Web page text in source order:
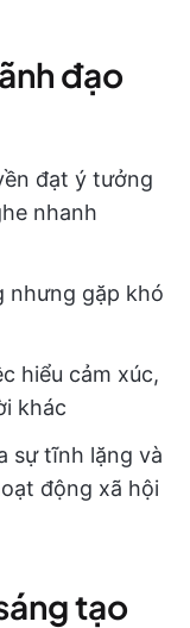
đạo
đạt ý tưởng
nhanh
nhưng gặp khó
hiểu cảm xúc,
khác
sự tĩnh lặng và
động xã hội
tạo